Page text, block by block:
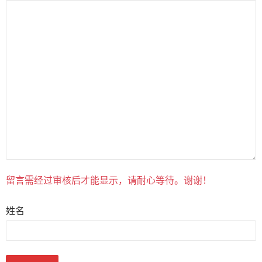
留言需经过审核后才能显示，请耐心等待。谢谢！
姓名